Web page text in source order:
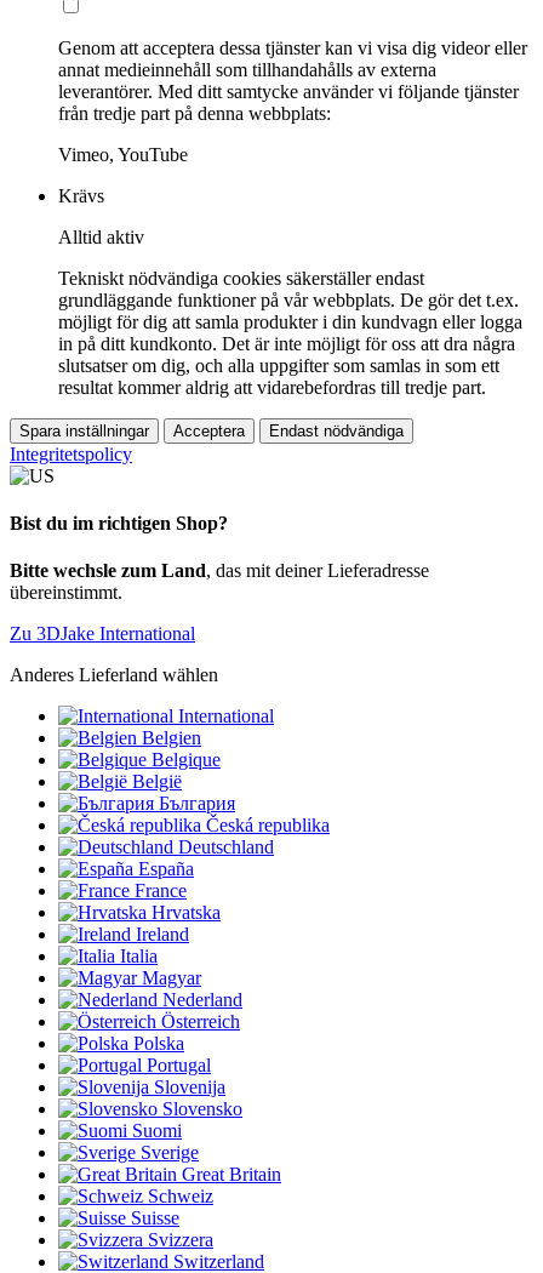
Genom att acceptera dessa tjänster kan vi visa dig videor eller
annat medieinnehåll som tillhandahålls av externa
leverantörer. Med ditt samtycke använder vi följande tjänster
från tredje part på denna webbplats:
Vimeo, YouTube
Krävs
Alltid aktiv
Tekniskt nödvändiga cookies säkerställer endast
grundläggande funktioner på vår webbplats. De gör det t.ex.
möjligt för dig att samla produkter i din kundvagn eller logga
in på ditt kundkonto. Det är inte möjligt för oss att dra några
slutsatser om dig, och alla uppgifter som samlas in som ett
resultat kommer aldrig att vidarebefordras till tredje part.
Spara inställningar Acceptera Endast nödvändiga
Integritetspolicy
Bist du im richtigen Shop?
Bitte wechsle zum Land, das mit deiner Lieferadresse
übereinstimmt.
Zu 3DJake International
Anderes Lieferland wählen
International
Belgien
Belgique
België
България
Česká republika
Deutschland
España
France
Hrvatska
Ireland
Italia
Magyar
Nederland
Österreich
Polska
Portugal
Slovenija
Slovensko
Suomi
Sverige
Great Britain
Schweiz
Suisse
Svizzera
Switzerland